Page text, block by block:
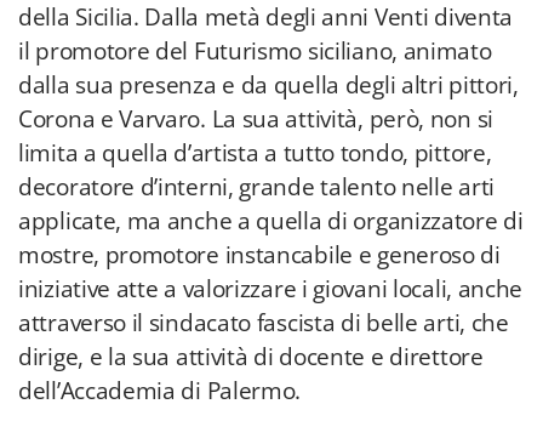
della Sicilia. Dalla metà degli anni Venti diventa
il promotore del Futurismo siciliano, animato
dalla sua presenza e da quella degli altri pittori,
Corona e Varvaro. La sua attività, però, non si
limita a quella d’artista a tutto tondo, pittore,
decoratore d’interni, grande talento nelle arti
applicate, ma anche a quella di organizzatore di
mostre, promotore instancabile e generoso di
iniziative atte a valorizzare i giovani locali, anche
attraverso il sindacato fascista di belle arti, che
dirige, e la sua attività di docente e direttore
dell’Accademia di Palermo.